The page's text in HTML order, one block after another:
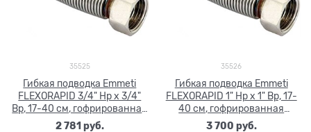
35525
Гибкая подводка Emmeti
FLEXORAPID 3/4" Нр х 3/4"
Вр, 17-40 см, гофрированная
нержавеющая сталь
2 781 руб.
35526
Гибкая подводка Emmeti
FLEXORAPID 1" Нр х 1" Вр, 17-
40 см, гофрированная
нержавеющая сталь
3 700 руб.